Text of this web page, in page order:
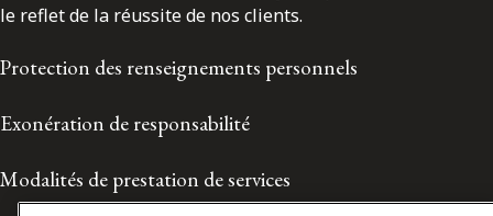
le reflet de la réussite de nos clients.
Protection des renseignements personnels
Exonération de responsabilité
Modalités de prestation de services